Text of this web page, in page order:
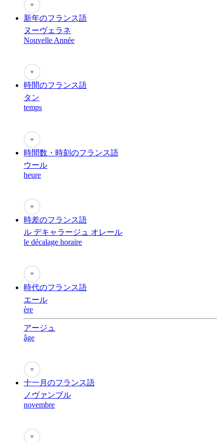
♥
新年のフランス語
ヌーヴェラネ
Nouvelle Année
♥
時間のフランス語
タン
temps
♥
時間数・時刻のフランス語
ウール
heure
♥
時差のフランス語
ル デキャラージュ オレール
le décalage horaire
♥
時代のフランス語
エール
ère
アージュ
âge
♥
十一月のフランス語
ノヴァンブル
novembre
♥